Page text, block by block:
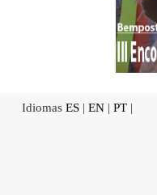
Idiomas ES | EN | PT |